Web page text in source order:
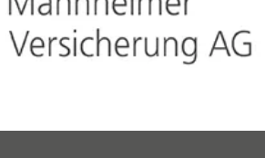
Musiker, Galeristen und Juweliere
Diese tragen